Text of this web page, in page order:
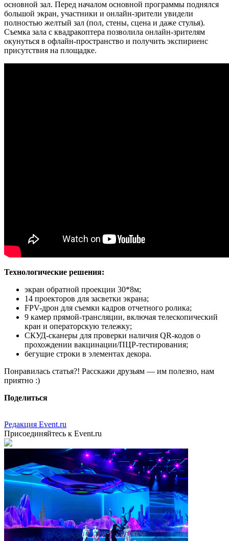
основной зал. Перед началом основной программы поднялся
большой экран, участники и онлайн-зрители увидели
полностью желтый зал (пол, стены, сцена и даже стулья).
Съемка зала с квадракоптера позволила онлайн-зрителям
окунуться в офлайн-пространство и получить экспириенс
присутствия на площадке.
Технологические решения:
экран обратной проекции 30*8м;
14 проекторов для засветки экрана;
FPV-дрон для съемки кадров отчетного ролика;
9 камер прямой-трансляции, включая телескопический
кран и операторскую тележку;
СКУД-сканеры для проверки наличия QR-кодов о
прохождении вакцинации/ПЦР-тестирования;
бегущие строки в элементах декора.
Понравилась статья?! Расскажи друзьям — им полезно, нам
приятно :)
Поделиться
Редакция Event.ru
Присоединяйтесь к Event.ru